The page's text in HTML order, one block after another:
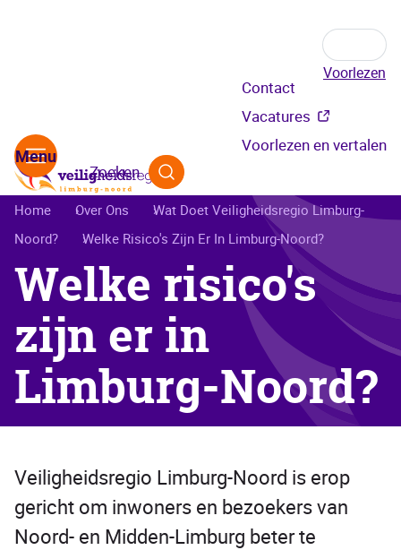
Voorlezen
Secundair
menu
Contact
Vacatures
Voorlezen en vertalen
Zoeken
Kruimelpad
Home Over Ons
Wat Doet Veiligheidsregio Limburg-
Noord?
Welke Risico's Zijn Er In Limburg-Noord?
Welke risico's
zijn er in
Limburg-Noord?
Veiligheidsregio Limburg-Noord is erop
gericht om inwoners en bezoekers van
Noord- en Midden-Limburg beter te